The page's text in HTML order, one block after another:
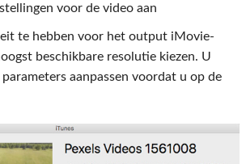
voor de video aan
te hebben voor het output iMovie-
beschikbare resolutie kiezen. U
aanpassen voordat u op de